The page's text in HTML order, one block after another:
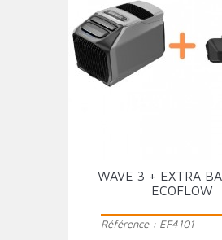
WAVE 3 + EXTRA
ECOFLOW
Référence : EF4101